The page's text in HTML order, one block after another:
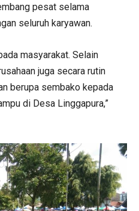
pesat selama
seluruh karyawan.
masyarakat. Selain
juga secara rutin
berupa sembako kepada
di Desa Linggapura,”